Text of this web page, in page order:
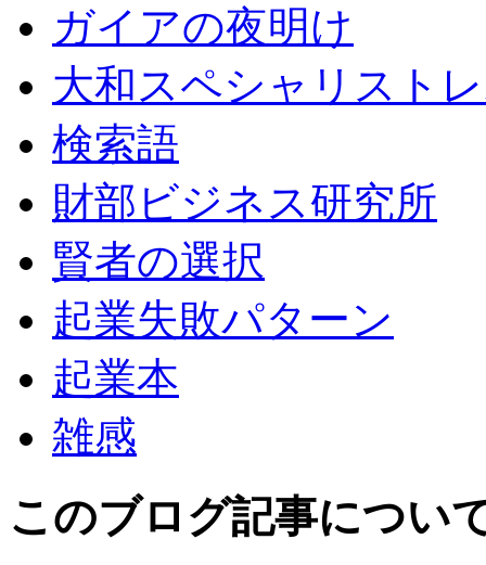
ガイアの夜明け
大和スペシャリスト
検索語
財部ビジネス研究所
賢者の選択
起業失敗パターン
起業本
雑感
このブログ記事につい